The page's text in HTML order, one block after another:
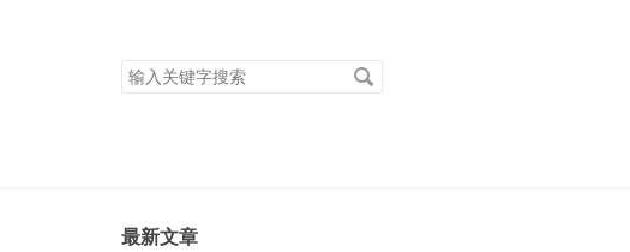
搜
索
最新文章